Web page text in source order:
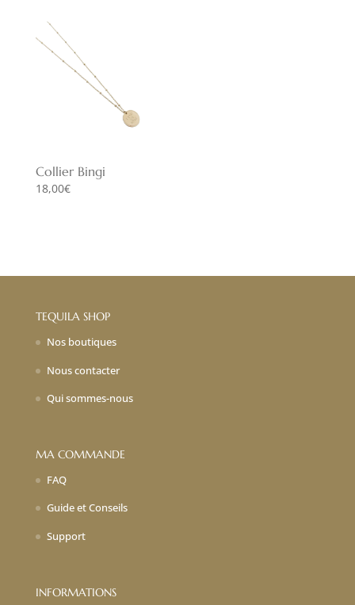
Collier Bingi
18,00€
TEQUILA SHOP
Nos boutiques
Nous contacter
Qui sommes-nous
MA COMMANDE
FAQ
Guide et Conseils
Support
INFORMATIONS